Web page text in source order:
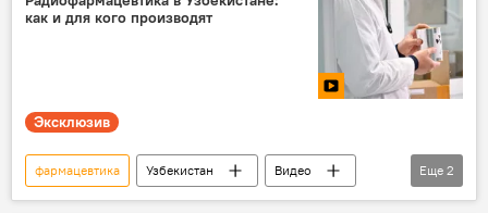
как и для кого производят
Эксклюзив
фармацевтика Узбекистан
Видео
Экспорт
производство
Еще 2